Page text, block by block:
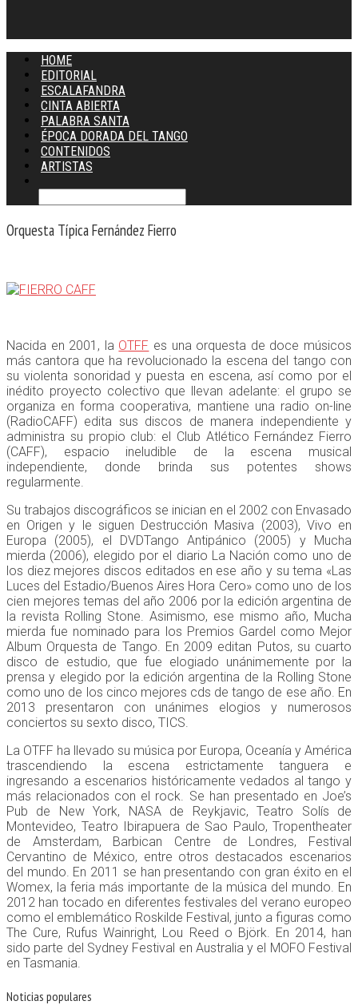
HOME
EDITORIAL
ESCALAFANDRA
CINTA ABIERTA
PALABRA SANTA
ÉPOCA DORADA DEL TANGO
CONTENIDOS
ARTISTAS
Orquesta Típica Fernández Fierro
Nacida en 2001, la OTFF es una orquesta de doce músicos
más cantora que ha revolucionado la escena del tango con
su violenta sonoridad y puesta en escena, así como por el
inédito proyecto colectivo que llevan adelante: el grupo se
organiza en forma cooperativa, mantiene una radio on-line
(RadioCAFF) edita sus discos de manera independiente y
administra su propio club: el Club Atlético Fernández Fierro
(CAFF), espacio ineludible de la escena musical
independiente, donde brinda sus potentes shows
regularmente.
Su trabajos discográficos se inician en el 2002 con Envasado
en Origen y le siguen Destrucción Masiva (2003), Vivo en
Europa (2005), el DVDTango Antipánico (2005) y Mucha
mierda (2006), elegido por el diario La Nación como uno de
los diez mejores discos editados en ese año y su tema «Las
Luces del Estadio/Buenos Aires Hora Cero» como uno de los
cien mejores temas del año 2006 por la edición argentina de
la revista Rolling Stone. Asimismo, ese mismo año, Mucha
mierda fue nominado para los Premios Gardel como Mejor
Album Orquesta de Tango. En 2009 editan Putos, su cuarto
disco de estudio, que fue elogiado unánimemente por la
prensa y elegido por la edición argentina de la Rolling Stone
como uno de los cinco mejores cds de tango de ese año. En
2013 presentaron con unánimes elogios y numerosos
conciertos su sexto disco, TICS.
La OTFF ha llevado su música por Europa, Oceanía y América
trascendiendo la escena estrictamente tanguera e
ingresando a escenarios históricamente vedados al tango y
más relacionados con el rock. Se han presentado en Joe’s
Pub de New York, NASA de Reykjavic, Teatro Solís de
Montevideo, Teatro Ibirapuera de Sao Paulo, Tropentheater
de Amsterdam, Barbican Centre de Londres, Festival
Cervantino de México, entre otros destacados escenarios
del mundo. En 2011 se han presentando con gran éxito en el
Womex, la feria más importante de la música del mundo. En
2012 han tocado en diferentes festivales del verano europeo
como el emblemático Roskilde Festival, junto a figuras como
The Cure, Rufus Wainright, Lou Reed o Björk. En 2014, han
sido parte del Sydney Festival en Australia y el MOFO Festival
en Tasmania.
Noticias populares